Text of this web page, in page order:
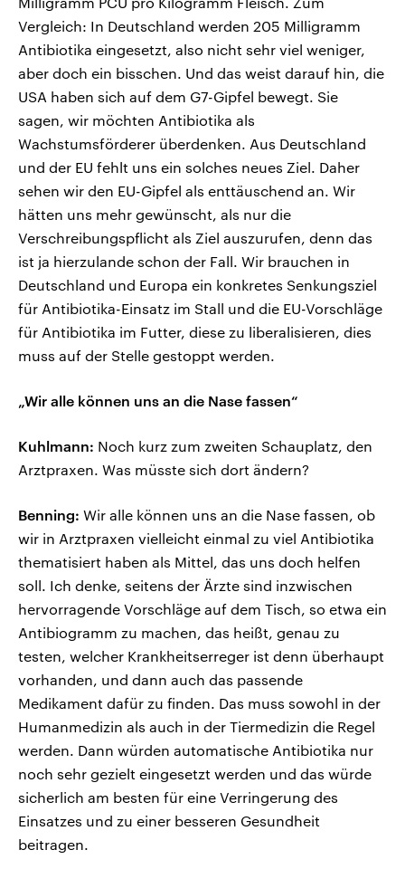
Vergleich: In Deutschland werden 205 Milligramm
Antibiotika eingesetzt, also nicht sehr viel weniger,
aber doch ein bisschen. Und das weist darauf hin, die
USA haben sich auf dem G7-Gipfel bewegt. Sie
sagen, wir möchten Antibiotika als
Wachstumsförderer überdenken. Aus Deutschland
und der EU fehlt uns ein solches neues Ziel. Daher
sehen wir den EU-Gipfel als enttäuschend an. Wir
hätten uns mehr gewünscht, als nur die
Verschreibungspflicht als Ziel auszurufen, denn das
ist ja hierzulande schon der Fall. Wir brauchen in
Deutschland und Europa ein konkretes Senkungsziel
für Antibiotika-Einsatz im Stall und die EU-Vorschläge
für Antibiotika im Futter, diese zu liberalisieren, dies
muss auf der Stelle gestoppt werden.
„Wir alle können uns an die Nase fassen“
Kuhlmann: Noch kurz zum zweiten Schauplatz, den
Arztpraxen. Was müsste sich dort ändern?
Benning: Wir alle können uns an die Nase fassen, ob
wir in Arztpraxen vielleicht einmal zu viel Antibiotika
thematisiert haben als Mittel, das uns doch helfen
soll. Ich denke, seitens der Ärzte sind inzwischen
hervorragende Vorschläge auf dem Tisch, so etwa ein
Antibiogramm zu machen, das heißt, genau zu
testen, welcher Krankheitserreger ist denn überhaupt
vorhanden, und dann auch das passende
Medikament dafür zu finden. Das muss sowohl in der
Humanmedizin als auch in der Tiermedizin die Regel
werden. Dann würden automatische Antibiotika nur
noch sehr gezielt eingesetzt werden und das würde
sicherlich am besten für eine Verringerung des
Einsatzes und zu einer besseren Gesundheit
beitragen.